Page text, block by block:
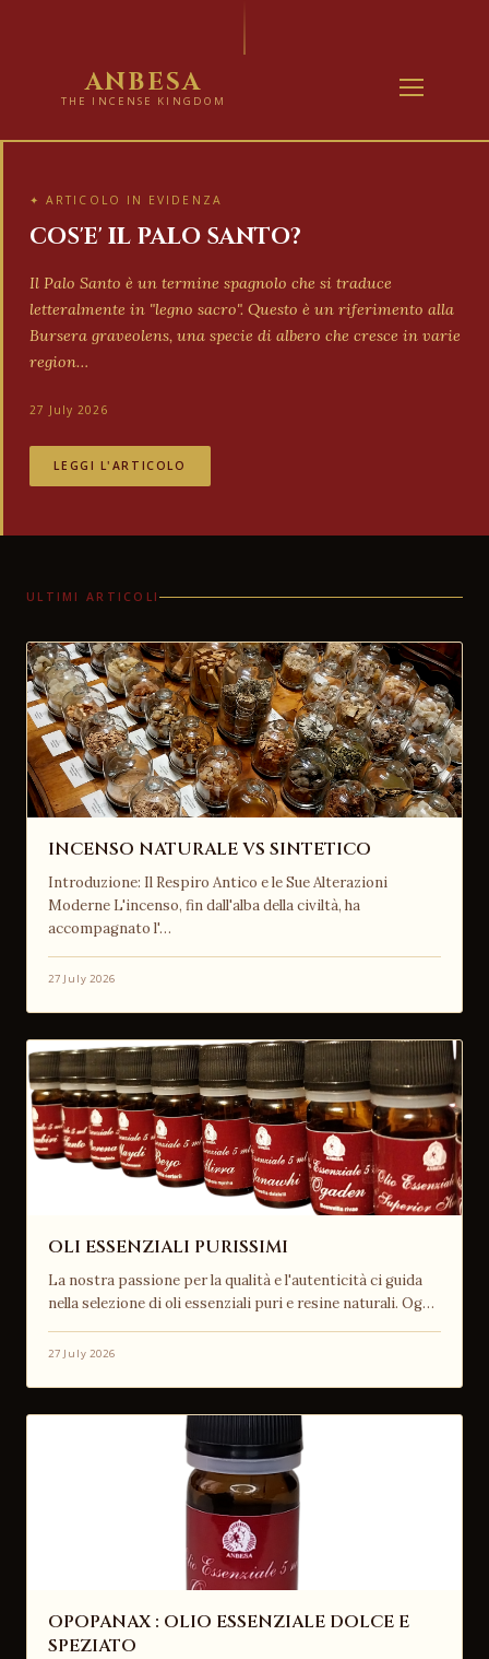
ANBESA
THE INCENSE KINGDOM
✦ ARTICOLO IN EVIDENZA
COS'E' IL PALO SANTO?
Il Palo Santo è un termine spagnolo che si traduce
letteralmente in "legno sacro". Questo è un riferimento alla
Bursera graveolens, una specie di albero che cresce in varie
region…
27 July 2026
LEGGI L'ARTICOLO
ULTIMI ARTICOLI
INCENSO NATURALE VS SINTETICO
Introduzione: Il Respiro Antico e le Sue Alterazioni
Moderne L'incenso, fin dall'alba della civiltà, ha
accompagnato l'…
27 July 2026
OLI ESSENZIALI PURISSIMI
La nostra passione per la qualità e l'autenticità ci guida
nella selezione di oli essenziali puri e resine naturali. Og…
27 July 2026
OPOPANAX : OLIO ESSENZIALE DOLCE E
SPEZIATO